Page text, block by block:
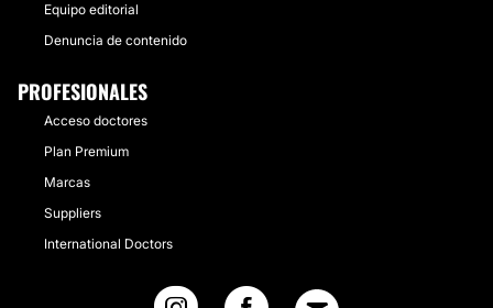
Equipo editorial
Denuncia de contenido
PROFESIONALES
Acceso doctores
Plan Premium
Marcas
Suppliers
International Doctors